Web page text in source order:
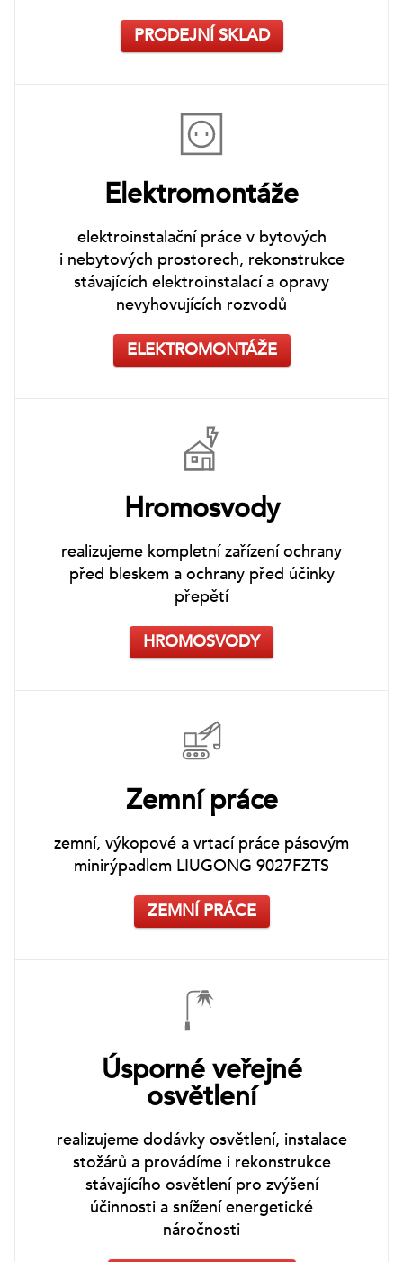
PRODEJNÍ SKLAD
Elektromontáže
elektroinstalační práce v bytových
i nebytových prostorech, rekonstrukce
stávajících elektroinstalací a opravy
nevyhovujících rozvodů
ELEKTROMONTÁŽE
Hromosvody
realizujeme kompletní zařízení ochrany
před bleskem a ochrany před účinky
přepětí
HROMOSVODY
Zemní práce
zemní, výkopové a vrtací práce pásovým
minirýpadlem LIUGONG 9027FZTS
ZEMNÍ PRÁCE
Úsporné veřejné
osvětlení
realizujeme dodávky osvětlení, instalace
stožárů a provádíme i rekonstrukce
stávajícího osvětlení pro zvýšení
účinnosti a snížení energetické
náročnosti